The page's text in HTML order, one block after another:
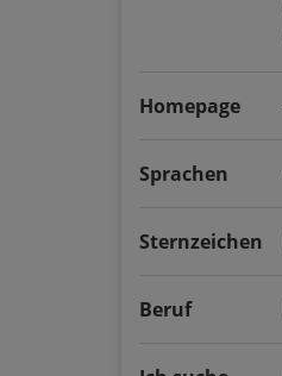
Homepage
Sprachen
Sternzeichen
Beruf